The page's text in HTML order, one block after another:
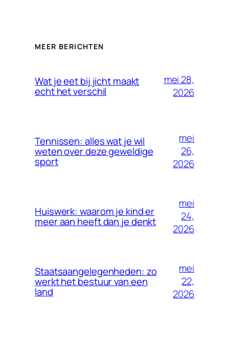
MEER BERICHTEN
Wat je eet bij jicht maakt
echt het verschil
mei 28,
2026
Tennissen: alles wat je wil
weten over deze geweldige
sport
mei
26,
2026
Huiswerk: waarom je kind er
meer aan heeft dan je denkt
mei
24,
2026
Staatsaangelegenheden: zo
werkt het bestuur van een
land
mei
22,
2026